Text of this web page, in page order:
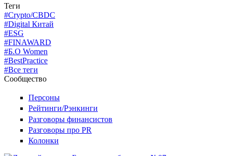
Теги
#Crypto/CBDC
#Digital Китай
#ESG
#FINAWARD
#Б.О Women
#BestPractice
#Все теги
Сообщество
Персоны
Рейтинги/Рэнкинги
Разговоры финансистов
Разговоры про PR
Колонки